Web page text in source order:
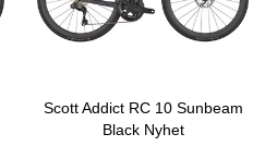
Scott Addict RC 10 Sunbeam
Black Nyhet